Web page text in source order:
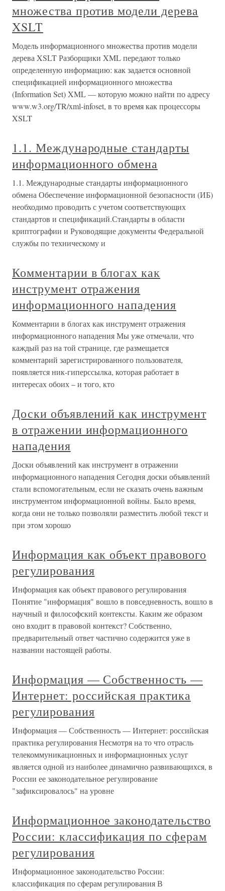
множества против модели дерева
XSLT
Модель информационного множества против модели
дерева XSLT Разборщики XML передают только
определенную информацию: как задается основной
спецификацией информационного множества
(Information Set) XML — которую можно найти по адресу
www.w3.org/TR/xml-infoset, в то время как процессоры
XSLT
1.1. Международные стандарты
информационного обмена
1.1. Международные стандарты информационного
обмена Обеспечение информационной безопасности (ИБ)
необходимо проводить с учетом соответствующих
стандартов и спецификаций.Стандарты в области
криптографии и Руководящие документы Федеральной
службы по техническому и
Комментарии в блогах как
инструмент отражения
информационного нападения
Комментарии в блогах как инструмент отражения
информационного нападения Мы уже отмечали, что
каждый раз на той странице, где размещается
комментарий зарегистрированного пользователя,
появляется ник-гиперссылка, которая работает в
интересах обоих – и того, кто
Доски объявлений как инструмент
в отражении информационного
нападения
Доски объявлений как инструмент в отражении
информационного нападения Сегодня доски объявлений
стали вспомогательным, если не сказать очень важным
инструментом информационной войны. Было время,
когда они не только позволяли разместить любой текст и
при этом хорошо
Информация как объект правового
регулирования
Информация как объект правового регулирования
Понятие "информация" вошло в повседневность, вошло в
научный и философский контексты. Каким же образом
оно входит в правовой контекст? Собственно,
предварительный ответ частично содержится уже в
названии настоящей работы.
Информация — Собственность —
Интернет: российская практика
регулирования
Информация — Собственность — Интернет: российская
практика регулирования Несмотря на то что отрасль
телекоммуникационных и информационных услуг
является одной из наиболее динамично развивающихся, в
России ее законодательное регулирование
"зафиксировалось" на уровне
Информационное законодательство
России: классификация по сферам
регулирования
Информационное законодательство России:
классификация по сферам регулирования В